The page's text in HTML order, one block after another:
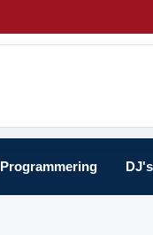
Programmering DJ's